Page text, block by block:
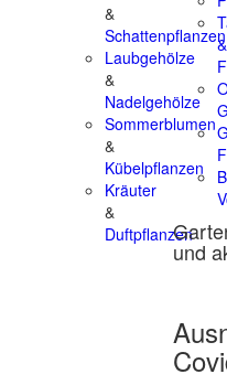
&
Schattenpflanzen
Laubgehölze
&
Nadelgehölze
Sommerblumen
&
Kübelpflanzen
Kräuter
&
Duftpflanzen
&
und